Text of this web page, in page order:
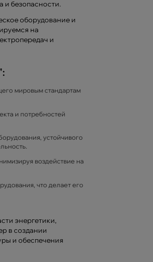
и безопасности.
оборудование и
на
и
мировым стандартам
и потребностей
устойчивого
воздействие на
что делает его
энергетики,
в создании
и обеспечения